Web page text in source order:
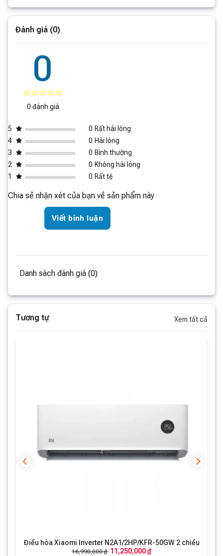
Một trong những ưu điểm lớn nhất của sản phẩm này
chính là khả năng tiết kiệm điện năng. Với các tính năng
bạn có thể yên tâm về hóa đơn điện hàng tháng mà vẫn
tận hưởng không gian mát mẻ mà thiết bị mang lại.
Ngoài ra, Điều Hòa Cây Xiaomi Mijia còn có khả năng
sưởi ấm nhanh chóng, giúp bạn thoải mái trong mùa
chỉnh nhiệt độ và chế độ hoạt động.
Điện áp định mức 220V ~ 50Hz
Đánh giá (0)
0
0 đánh giá
5 0 Rất hài lòng
4
0 Hài lòng
3
0 Bình thường
2
0 Không hài lòng
1
0 Rất tệ
Chia sẻ nhận xét của bạn về sản phẩm này
Viết bình luận
Danh sách đánh giá (0)
Tương tự Xem tất cả
Điều hòa Xiaomi Inverter N2A1/2HP/KFR-50GW 2 chiều
16,990,000 ₫ 11,250,000 ₫